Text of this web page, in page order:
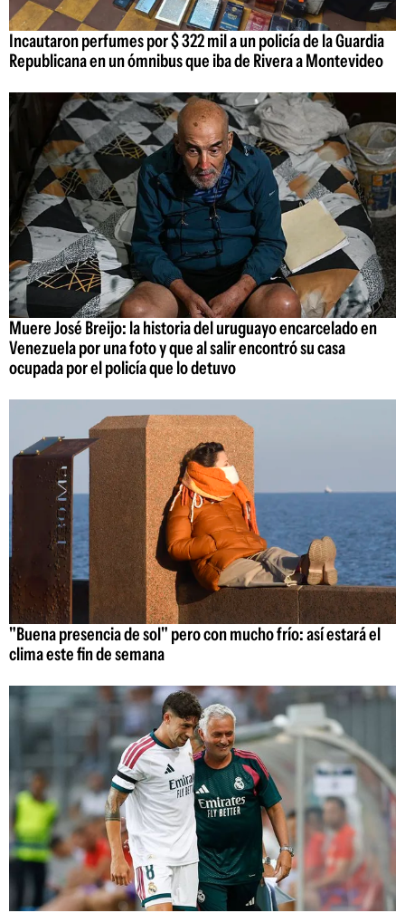
Incautaron perfumes por $ 322 mil a un policía de la Guardia
Republicana en un ómnibus que iba de Rivera a Montevideo
Muere José Breijo: la historia del uruguayo encarcelado en
Venezuela por una foto y que al salir encontró su casa
ocupada por el policía que lo detuvo
"Buena presencia de sol" pero con mucho frío: así estará el
clima este fin de semana